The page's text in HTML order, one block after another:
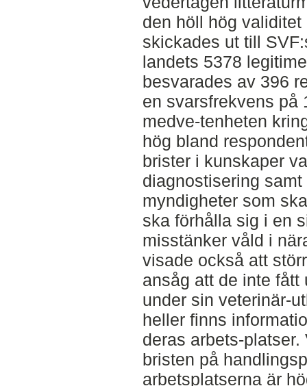
den höll hög
skickades ut till
landets 5378
besvarades av 396
en svarsfrekvens på
medve-tenheten
hög bland
brister i kunskaper
diagnostisering
myndigheter som
ska förhålla sig i en
misstänker våld i
visade också att
ansåg att de inte
under sin veterinär-
heller finns
deras arbets-
bristen på
arbetsplatserna är